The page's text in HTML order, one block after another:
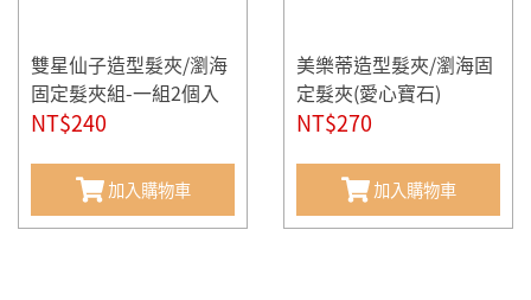
雙星仙子造型髮夾/瀏海
固定髮夾組-一組2個入
(50週年-星空天使)
NT$240
加入購物車
美樂蒂造型髮夾/瀏海固
定髮夾(愛心寶石)
NT$270
加入購物車